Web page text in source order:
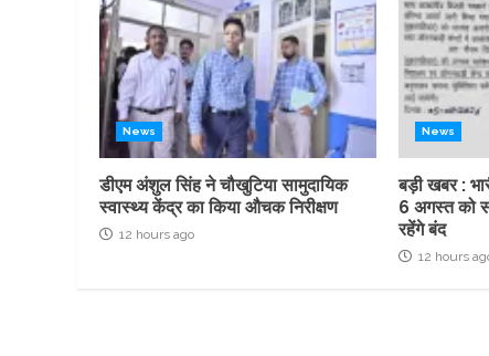
News
डीएम अंशुल सिंह ने चौखुटिया सामुदायिक
स्वास्थ्य केंद्र का किया औचक निरीक्षण
12 hours ago
News
बड़ी खबर :
6 अगस्त को
रहेंगे बंद
12 hours